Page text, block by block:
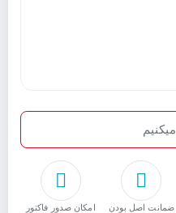
ﺿﻤﺎﻧﺖ اﺻﻞ ﺑﻮدن
امکان صدور فاکتور